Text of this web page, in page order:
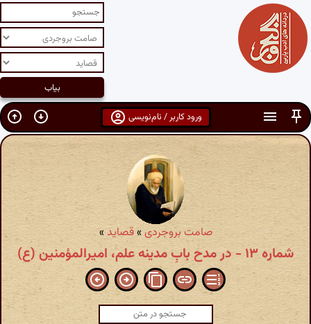
ورود کاربر / نام‌نویسی
صامت بروجردی»قصاید»
شماره ۱۳ - در مدح بابِ مدینه علم، امیرالمؤمنین (ع)